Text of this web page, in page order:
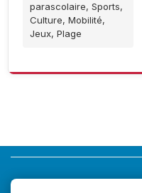
parascolaire, Sports,
Culture, Mobilité,
Jeux, Plage